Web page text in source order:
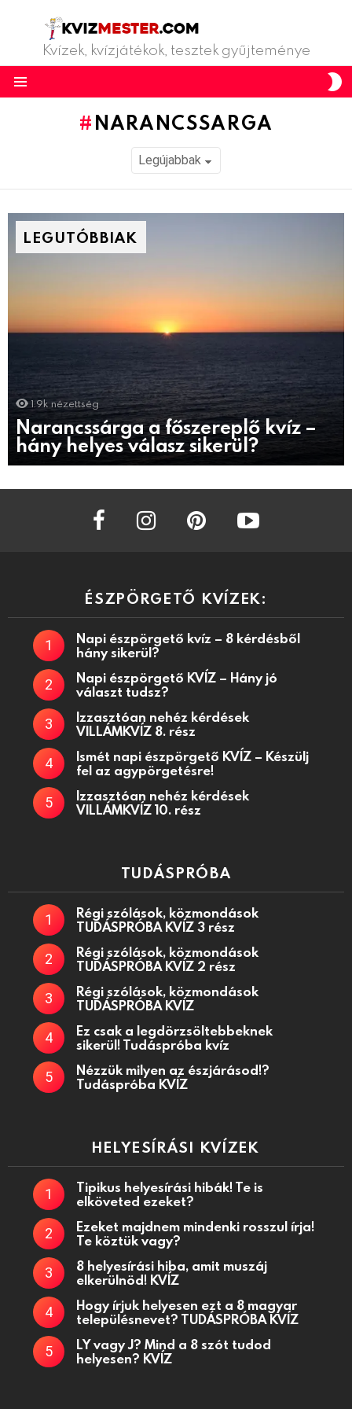
Kvízek, kvízjátékok, tesztek gyűjteménye
NARANCSSARGA
LEGUTÓBBIAK
1.9k nézettség
Narancssárga a főszereplő kvíz –
hány helyes válasz sikerül?
facebook instagram
ÉSZPÖRGETŐ KVÍZEK:
Napi észpörgető kvíz – 8 kérdésből
hány sikerül?
Napi észpörgető KVÍZ – Hány jó
választ tudsz?
Izzasztóan nehéz kérdések
VILLÁMKVÍZ 8. rész
Ismét napi észpörgető KVÍZ – Készülj
fel az agypörgetésre!
Izzasztóan nehéz kérdések
VILLÁMKVÍZ 10. rész
TUDÁSPRÓBA
Régi szólások, közmondások
TUDÁSPRÓBA KVÍZ 3 rész
Régi szólások, közmondások
TUDÁSPRÓBA KVÍZ 2 rész
Régi szólások, közmondások
TUDÁSPRÓBA KVÍZ
Ez csak a legdörzsöltebbeknek
sikerül! Tudáspróba kvíz
Nézzük milyen az észjárásod!?
Tudáspróba KVÍZ
HELYESÍRÁSI KVÍZEK
Tipikus helyesírási hibák! Te is
elköveted ezeket?
Ezeket majdnem mindenki rosszul írja!
Te köztük vagy?
8 helyesírási hiba, amit muszáj
elkerülnöd! KVÍZ
Hogy írjuk helyesen ezt a 8 magyar
településnevet? TUDÁSPRÓBA KVÍZ
LY vagy J? Mind a 8 szót tudod
helyesen? KVÍZ